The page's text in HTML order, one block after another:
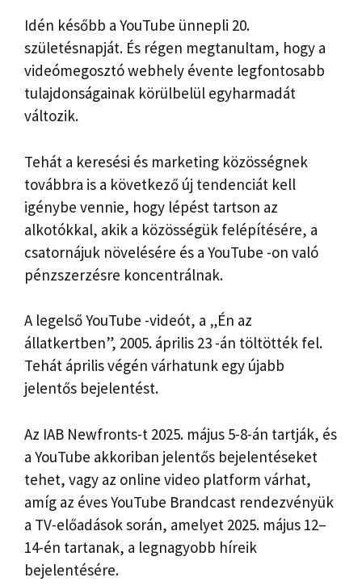
Idén később a YouTube ünnepli 20.
születésnapját. És régen megtanultam, hogy a
videómegosztó webhely évente legfontosabb
tulajdonságainak körülbelül egyharmadát
változik.
Tehát a keresési és marketing közösségnek
továbbra is a következő új tendenciát kell
igénybe vennie, hogy lépést tartson az
alkotókkal, akik a közösségük felépítésére, a
csatornájuk növelésére és a YouTube -on való
pénzszerzésre koncentrálnak.
A legelső YouTube -videót, a „Én az
állatkertben”, 2005. április 23 -án töltötték fel.
Tehát április végén várhatunk egy újabb
jelentős bejelentést.
Az IAB Newfronts-t 2025. május 5-8-án tartják, és
a YouTube akkoriban jelentős bejelentéseket
tehet, vagy az online video platform várhat,
amíg az éves YouTube Brandcast rendezvényük
a TV-előadások során, amelyet 2025. május 12–
14-én tartanak, a legnagyobb híreik
bejelentésére.